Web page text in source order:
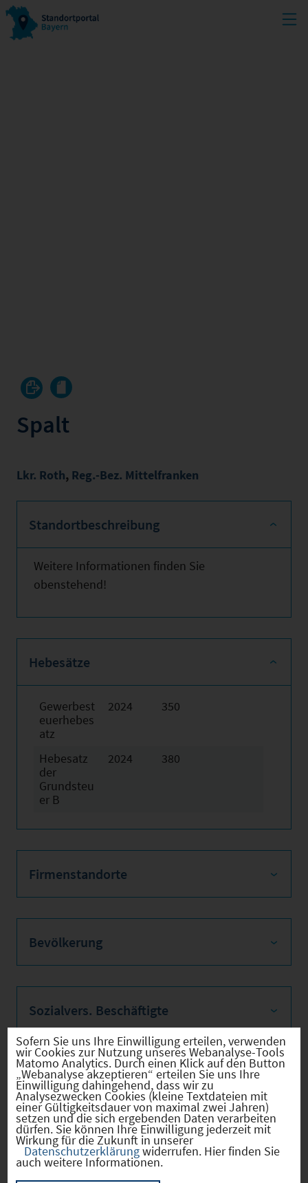
Spalt
Lkr. Roth, Reg.-Bez. Mittelfranken
Standortbeschreibung
Weitere Informationen finden Sie
obenstehend!
Hebesätze
Gewerbest
euerhebes
atz
2024 350
Hebesatz
der
Grundsteu
er B
2024 380
Firmenstandorte
Bevölkerung
Sozialvers. Beschäftigte
Verkehrsinfrastruktur
Kommunale Infrastruktur
Sofern Sie uns Ihre Einwilligung erteilen, verwenden
wir Cookies zur Nutzung unseres Webanalyse-Tools
Matomo Analytics. Durch einen Klick auf den Button
„Webanalyse akzeptieren“ erteilen Sie uns Ihre
Einwilligung dahingehend, dass wir zu
Analysezwecken Cookies (kleine Textdateien mit
einer Gültigkeitsdauer von maximal zwei Jahren)
setzen und die sich ergebenden Daten verarbeiten
dürfen. Sie können Ihre Einwilligung jederzeit mit
Wirkung für die Zukunft in unserer
Datenschutzerklärungwiderrufen. Hier finden Sie
auch weitere Informationen.